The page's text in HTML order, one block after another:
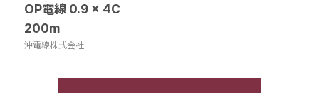
OP電線 0.9 × 4C
200m
沖電線株式会社